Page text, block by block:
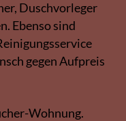
Duschvorleger
Ebenso sind
gegen Aufpreis
Wohnung.